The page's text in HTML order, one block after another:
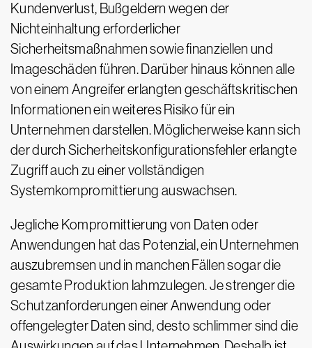
Kundenverlust, Bußgeldern wegen der
Nichteinhaltung erforderlicher
Sicherheitsmaßnahmen sowie finanziellen und
Imageschäden führen. Darüber hinaus können alle
von einem Angreifer erlangten geschäftskritischen
Informationen ein weiteres Risiko für ein
Unternehmen darstellen. Möglicherweise kann sich
der durch Sicherheitskonfigurationsfehler erlangte
Zugriff auch zu einer vollständigen
Systemkompromittierung auswachsen.
Jegliche Kompromittierung von Daten oder
Anwendungen hat das Potenzial, ein Unternehmen
auszubremsen und in manchen Fällen sogar die
gesamte Produktion lahmzulegen. Je strenger die
Schutzanforderungen einer Anwendung oder
offengelegter Daten sind, desto schlimmer sind die